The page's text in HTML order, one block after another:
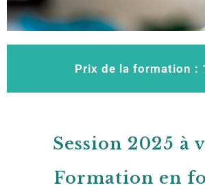
Prix de la formation :
Session 2025 à
Formation en